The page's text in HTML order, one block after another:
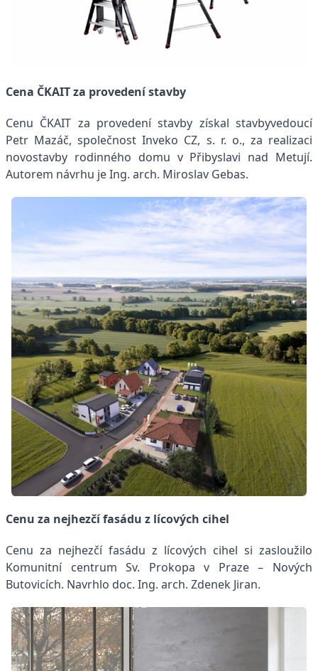
Cena ČKAIT za provedení stavby
Cenu ČKAIT za provedení stavby získal stavbyvedoucí
Petr Mazáč, společnost Inveko CZ, s. r. o., za realizaci
novostavby rodinného domu v Přibyslavi nad Metují.
Autorem návrhu je Ing. arch. Miroslav Gebas.
Cenu za nejhezčí fasádu z lícových cihel
Cenu za nejhezčí fasádu z lícových cihel si zasloužilo
Komunitní centrum Sv. Prokopa v Praze – Nových
Butovicích. Navrhlo doc. Ing. arch. Zdenek Jiran.